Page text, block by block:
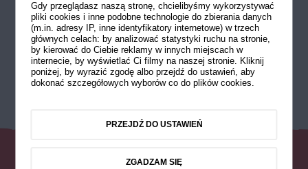
Gdy przeglądasz naszą stronę, chcielibyśmy wykorzystywać
pliki cookies i inne podobne technologie do zbierania danych
(m.in. adresy IP, inne identyfikatory internetowe) w trzech
głównych celach: by analizować statystyki ruchu na stronie,
by kierować do Ciebie reklamy w innych miejscach w
internecie, by wyświetlać Ci filmy na naszej stronie. Kliknij
poniżej, by wyrazić zgodę albo przejdź do ustawień, aby
dokonać szczegółowych wyborów co do plików cookies.
PRZEJDŹ DO USTAWIEŃ
ZGADZAM SIĘ